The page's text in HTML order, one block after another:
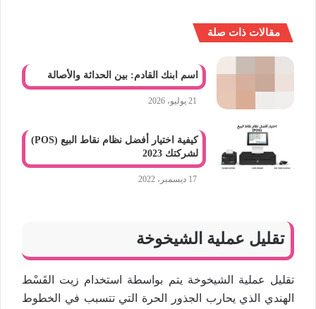
مقالات ذات صلة
اسم ابنك القادم: بين الحداثة والأصالة
21 يوليو، 2026
كيفية اختيار أفضل نظام نقاط البيع (POS)
لشركتك 2023
17 ديسمبر، 2022
تقليل عملية الشيخوخة
تقليل عملية الشيخوخة يتم بواسطة استخدام زيت القَسْط
الهندي الذي يحارب الجذور الحرة التي تتسبب في الخطوط